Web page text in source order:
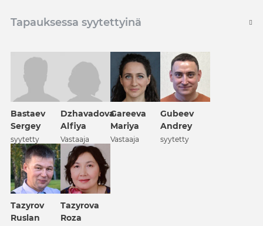
Tapauksessa syytettyinä
Bastaev
Sergey
syytetty
Dzhavadova
Alfiya
Vastaaja
Gareeva
Mariya
Vastaaja
Gubeev
Andrey
syytetty
Tazyrov
Ruslan
Tazyrova
Roza